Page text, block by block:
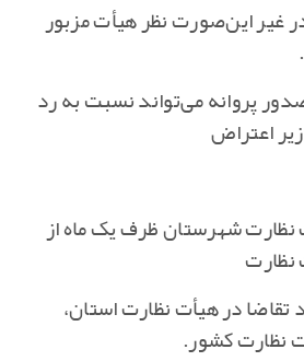
در غیر این‌صورت نظر هیأت مزبور
صدور پروانه می‌تواند نسبت به رد
اعتراض
نظارت شهرستان ظرف یک ماه از
نظارت
در هیأت نظارت استان‌،
نظارت کشور.